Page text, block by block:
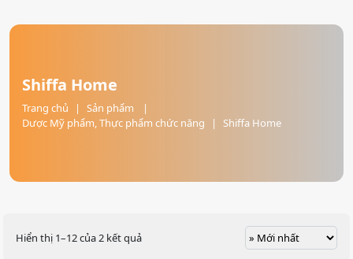
Shiffa Home
Trang chủ | Sản phẩm
|
Dược Mỹ phẩm, Thực phẩm chức năng
| Shiffa Home
Hiển thị 1–12 của 2 kết quả